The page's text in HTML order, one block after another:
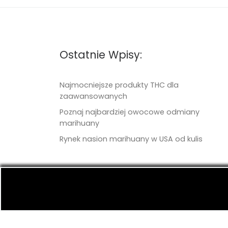
Ostatnie Wpisy:
Najmocniejsze produkty THC dla
zaawansowanych
Poznaj najbardziej owocowe odmiany
marihuany
Rynek nasion marihuany w USA od kulis